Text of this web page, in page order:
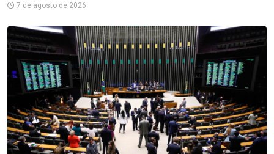
7 de agosto de 2026